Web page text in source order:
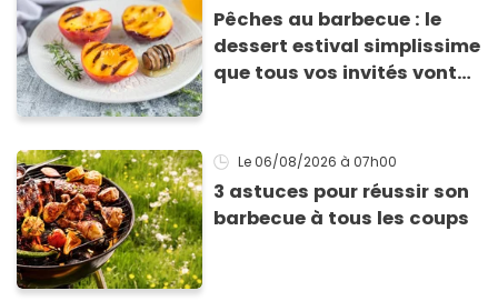
Pêches au barbecue : le
dessert estival simplissime
que tous vos invités vont
Le 06/08/2026 à 07h00
3 astuces pour réussir son
barbecue à tous les coups